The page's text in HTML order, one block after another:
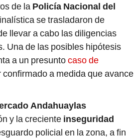
de la Policía Nacional del
se trasladaron de
llevar a cabo las diligencias
Una de las posibles hipótesis
a un presuntocaso de
confirmado a medida que avance
Andahuaylas
y la creciente inseguridad
policial en la zona, a fin